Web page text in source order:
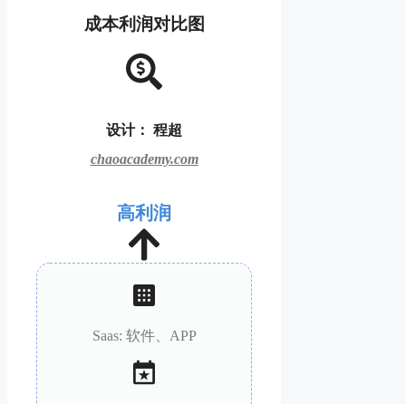
成本利润对比图
设计： 程超
chaoacademy.com
高利润
Saas: 软件、APP